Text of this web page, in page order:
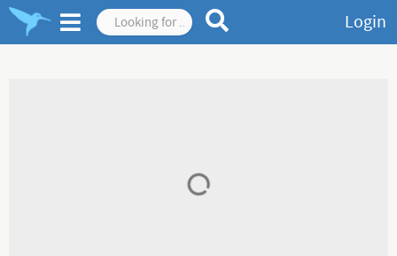
Login